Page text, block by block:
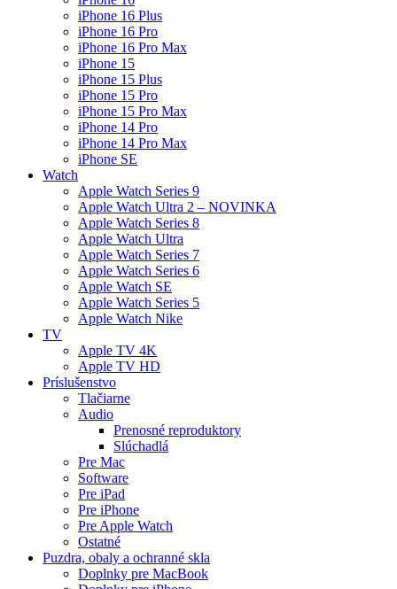
iPhone 16 Plus
iPhone 16 Pro
iPhone 16 Pro Max
iPhone 15
iPhone 15 Plus
iPhone 15 Pro
iPhone 15 Pro Max
iPhone 14 Pro
iPhone 14 Pro Max
iPhone SE
Watch
Apple Watch Series 9
Apple Watch Ultra 2 – NOVINKA
Apple Watch Series 8
Apple Watch Ultra
Apple Watch Series 7
Apple Watch Series 6
Apple Watch SE
Apple Watch Series 5
Apple Watch Nike
TV
Apple TV 4K
Apple TV HD
Príslušenstvo
Tlačiarne
Audio
Prenosné reproduktory
Slúchadlá
Pre Mac
Software
Pre iPad
Pre iPhone
Pre Apple Watch
Ostatné
Puzdra, obaly a ochranné skla
Doplnky pre MacBook